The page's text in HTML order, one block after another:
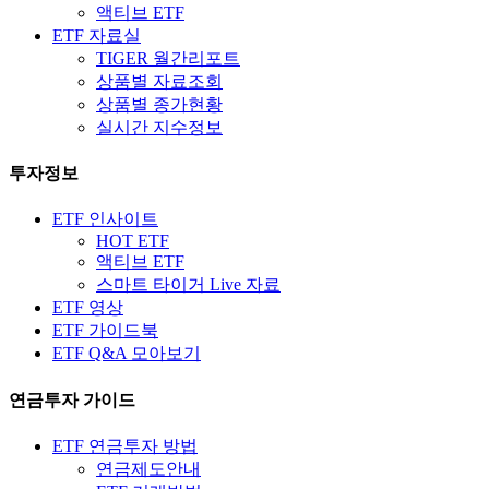
액티브 ETF
ETF 자료실
TIGER 월간리포트
상품별 자료조회
상품별 종가현황
실시간 지수정보
투자정보
ETF 인사이트
HOT ETF
액티브 ETF
스마트 타이거 Live 자료
ETF 영상
ETF 가이드북
ETF Q&A 모아보기
연금투자 가이드
ETF 연금투자 방법
연금제도안내